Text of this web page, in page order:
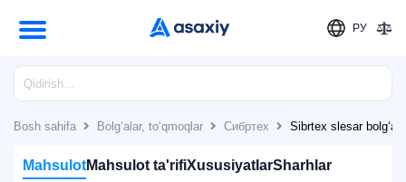
РУ
Bosh sahifa Bolg‘alar, to‘qmoqlar Сибртех Sibrtex slesar
MahsulotMahsulot ta'rifiXususiyatlarSharhlar